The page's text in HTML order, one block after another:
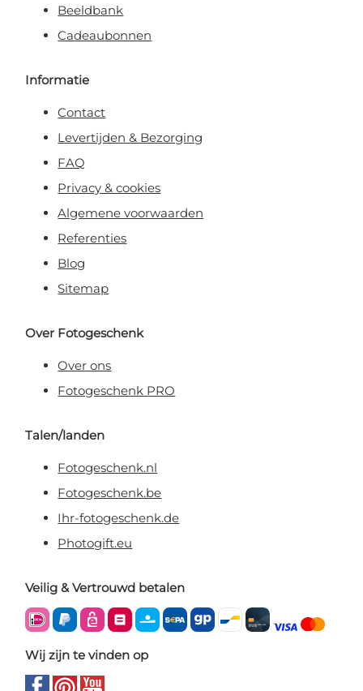
Beeldbank
Cadeaubonnen
Informatie
Contact
Levertijden & Bezorging
FAQ
Privacy & cookies
Algemene voorwaarden
Referenties
Blog
Sitemap
Over Fotogeschenk
Over ons
Fotogeschenk PRO
Talen/landen
Fotogeschenk.nl
Fotogeschenk.be
Ihr-fotogeschenk.de
Photogift.eu
Veilig & Vertrouwd betalen
Wij zijn te vinden op